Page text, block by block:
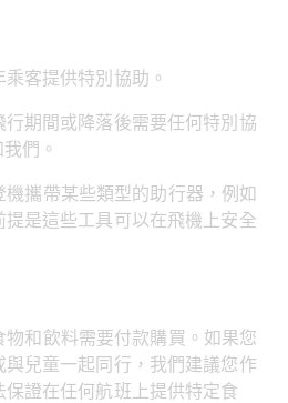
客提供特別協助。
期間或降落後需要任何特別協
們。
攜帶某些類型的助行器，例如
是這些工具可以在飛機上安全
和飲料需要付款購買。如果您
兒童一起同行，我們建議您作
證在任何航班上提供特定食